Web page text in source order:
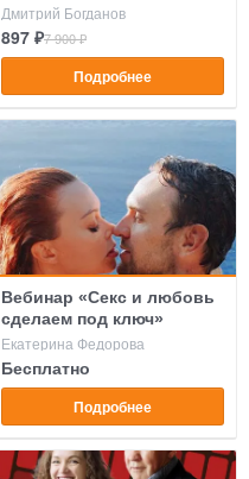
Дмитрий Богданов
897 ₽7 900 ₽
Подробнее
Вебинар «Секс и любовь
сделаем под ключ»
Екатерина Федорова
Бесплатно
Подробнее